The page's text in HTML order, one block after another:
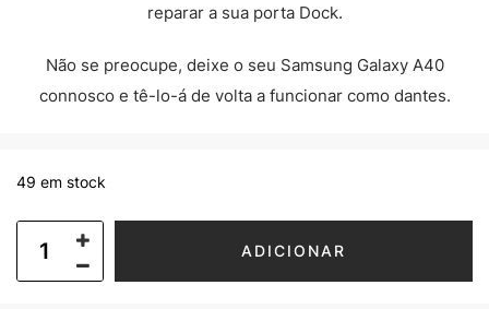
reparar a sua porta Dock.
Não se preocupe, deixe o seu Samsung Galaxy A40
connosco e tê-lo-á de volta a funcionar como dantes.
49 em stock
ADICIONAR